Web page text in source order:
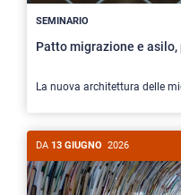
SEMINARIO
Patto migrazione e
La nuova architettura delle
DA 13 GIUGNO 2026